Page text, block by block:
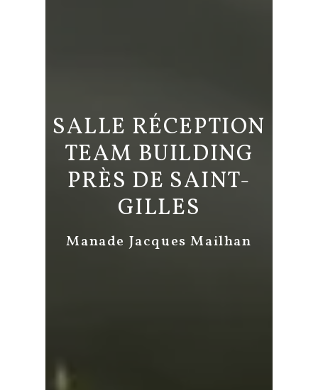
SALLE RÉCEPTION
TEAM BUILDING
PRÈS DE SAINT-
GILLES
Manade Jacques Mailhan